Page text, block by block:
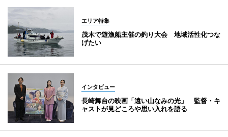
エリア特集
茂木で遊漁船主催の釣り大会 地域活性化つな
げたい
インタビュー
長崎舞台の映画「遠い山なみの光」 監督・キ
ャストが見どころや思い入れを語る